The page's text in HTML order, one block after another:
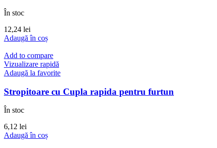
În stoc
12,24 lei
Adaugă în coș
Add to compare
Vizualizare rapidă
Adaugă la favorite
Stropitoare cu Cupla rapida pentru furtun
În stoc
6,12 lei
Adaugă în coș